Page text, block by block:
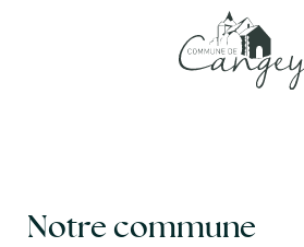
directement
Notre commune